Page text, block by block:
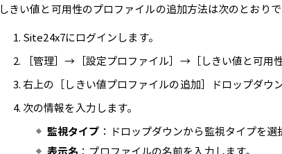
しきい値と可用性のプロファイルの追加方法は次のとおりで
Site24x7にログインします。
［管理］→［設定プロファイル］→［しきい値と可用
右上の［しきい値プロファイルの追加］ドロップダウ
次の情報を入力します。
監視タイプ ：ドロップダウンから監視タイプを選